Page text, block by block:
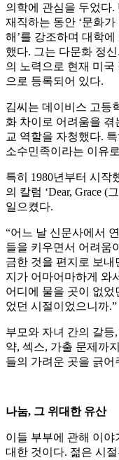
의학에 관심을 두었다
재직하는 동안 ‘문화
해’를 강조하며 대학
했다. 그는 다문화 정
의 노력으로 현재 미국
으로 등록되어 있다.
김씨는 데이비스 고등
화 차이로 어려움을
교 역할을 자청했다.
소수민족이라는 이유
특히 1980년부터 시작
의 칼럼 ‘Dear, Grace (
일으켰다.
“어느 날 신문사에서
들을 키우면서 어려움
금한 것을 편지로 보
지가 어마어마하게 와
어디에 물을 곳이 없
었던 시절이었으니까.”
부모와 자녀 간의 갈
약, 섹스, 가출 문제까
들의 가려운 곳을 긁어
나눔, 그 위대한 유산
이들 부부에 관해 이야
대한 것이다. 젊은 시